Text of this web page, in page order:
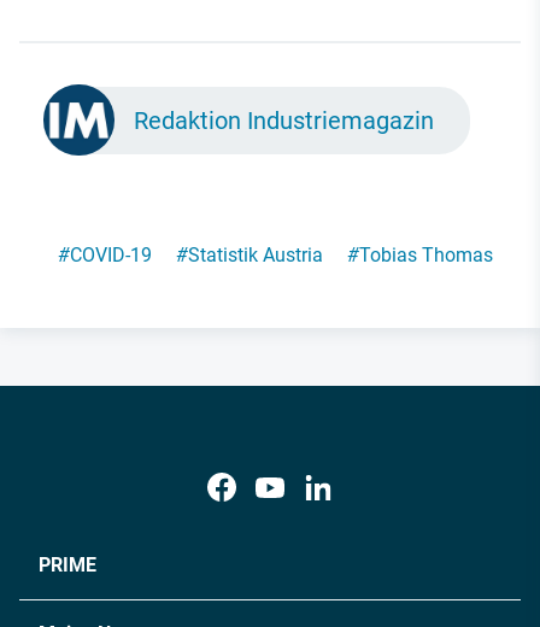
Redaktion Industriemagazin
#COVID-19 #Statistik Austria #Tobias Thomas
PRIME